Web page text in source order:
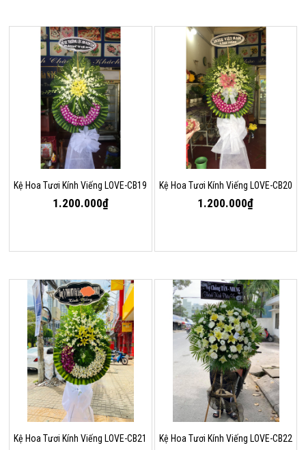
Kệ Hoa Tươi Kính Viếng LOVE-CB19
1.200.000₫
Kệ Hoa Tươi Kính Viếng LOVE-CB20
1.200.000₫
Kệ Hoa Tươi Kính Viếng LOVE-CB21 Kệ Hoa Tươi Kính Viếng LOVE-CB22